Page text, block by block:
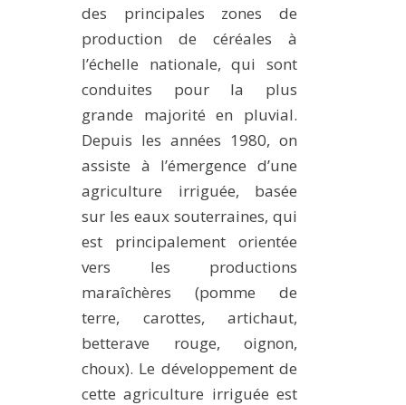
FORMATION DOCTORALE
PRODUCTION
MÉTHODES ET OUTILS
LOGICIELS
PUBLICATIONS SUR HAL
WORKING PAPERS
NOTES THÉMATIQUES
NOS TRAVAUX EN VIDÉO
des principales zones de
production de céréales à
l’échelle nationale, qui sont
conduites pour la plus
grande majorité en pluvial.
Depuis les années 1980, on
assiste à l’émergence d’une
agriculture irriguée, basée
sur les eaux souterraines, qui
est principalement orientée
vers les productions
maraîchères (pomme de
terre, carottes, artichaut,
betterave rouge, oignon,
choux). Le développement de
cette agriculture irriguée est